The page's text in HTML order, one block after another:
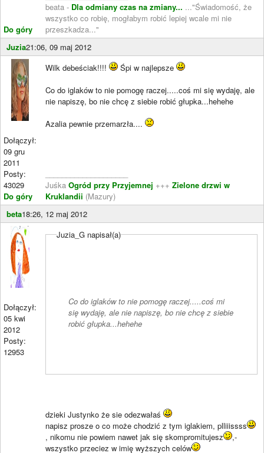
Do góry
beata - Dla odmiany czas na zmiany... ..."Świadomość, że
wszystko co robię, mogłabym robić lepiej wcale mi nie
przeszkadza..."
Juzia21:06, 09 maj 2012
Dołączył:
09 gru
2011
Posty:
43029
Do góry
Wilk debeściak!!!!
Śpi w najlepsze
Co do iglaków to nie pomogę raczej.....coś mi się wydaję, ale
nie napiszę, bo nie chcę z siebie robić głupka...hehehe
Azalia pewnie przemarzła....
Juśka Ogród przy Przyjemnej +++ Zielone drzwi w
Kruklandii (Mazury)
beta18:26, 12 maj 2012
Dołączył:
05 kwi
2012
Posty:
12953
Juzia_G napisał(a)
Co do iglaków to nie pomogę raczej.....coś mi
się wydaję, ale nie napiszę, bo nie chcę z siebie
robić głupka...hehehe
dzieki Justynko że sie odezwałaś
napisz prosze o co może chodzić z tym iglakiem, plliiissss
, nikomu nie powiem nawet jak się skompromitujesz
,-
wszystko przeciez w imię wyższych celów